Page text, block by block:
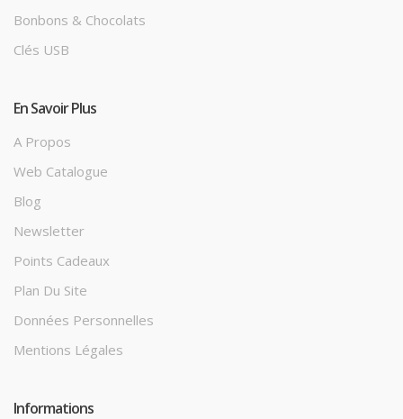
Bonbons & Chocolats
Clés USB
En Savoir Plus
A Propos
Web Catalogue
Blog
Newsletter
Points Cadeaux
Plan Du Site
Données Personnelles
Mentions Légales
Informations